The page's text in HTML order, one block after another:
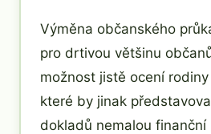
Výměna občanského
pro drtivou většinu
možnost jistě ocení
které by jinak
dokladů nemalou finanční